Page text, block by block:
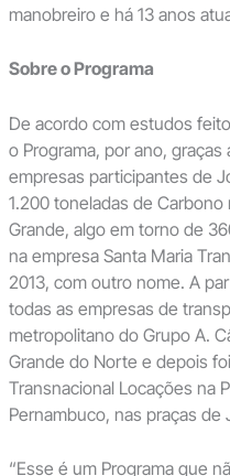
manobreiro e há 13 anos
Sobre o Programa
De acordo com estudos
o Programa, por ano,
empresas participantes de
1.200 toneladas de
Grande, algo em torno de
na empresa Santa Maria
2013, com outro nome. A
todas as empresas de
metropolitano do Grupo A.
Grande do Norte e depois
Transnacional Locações na
Pernambuco, nas praças de
“Esse é um Programa que